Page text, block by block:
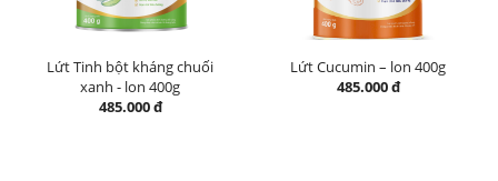
Lứt Tinh bột kháng chuối
xanh - lon 400g
485.000 đ
Lứt Cucumin – lon 400g
485.000 đ